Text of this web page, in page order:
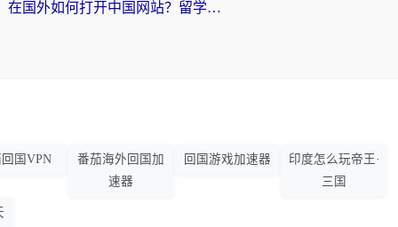
在国外如何打开中国网站？留学生与海外华人的无缝访问指南
国VPN
番茄海外回国加
速器
回国游戏加速器
印度怎么玩帝王·
三国